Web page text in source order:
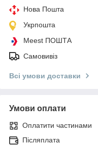
Нова Пошта
Укрпошта
Meest ПОШТА
Самовивіз
Всі умови доставки
Умови оплати
Оплатити частинами
Післяплата